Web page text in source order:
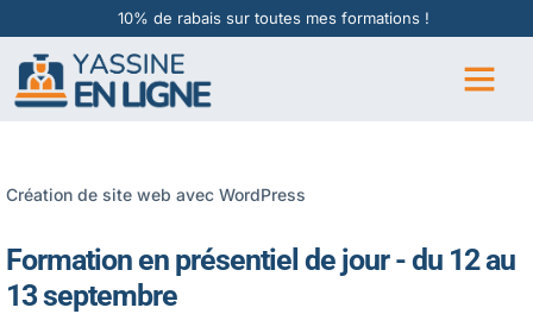
10% de rabais sur toutes mes formations !
Création de site web avec WordPress
Formation en présentiel de jour - du 12 au
13 septembre